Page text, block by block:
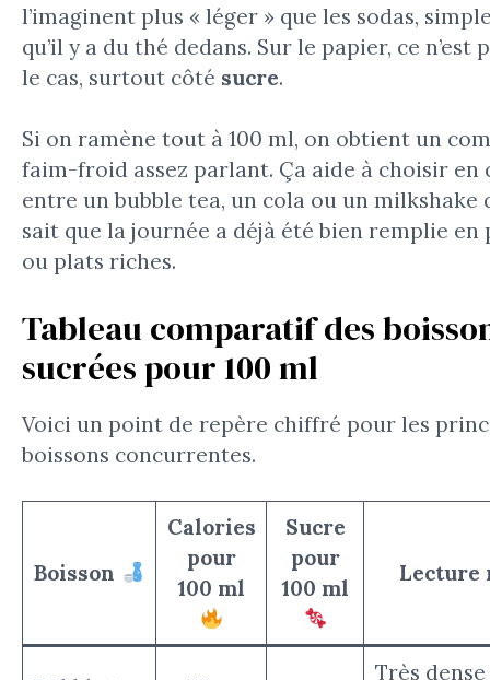
l’imaginent plus « léger » que les sodas,
qu’il y a du thé dedans. Sur le papier, ce n’est
le cas, surtout côté sucre.
Si on ramène tout à 100 ml, on obtient un
faim-froid assez parlant. Ça aide à choisir en
entre un bubble tea, un cola ou un milkshake
sait que la journée a déjà été bien remplie en
ou plats riches.
Tableau comparatif des
sucrées pour 100 ml
Voici un point de repère chiffré pour les
boissons concurrentes.
Boisson
Calories
pour
100 ml
Sucre
pour
100 ml
Lecture
Très